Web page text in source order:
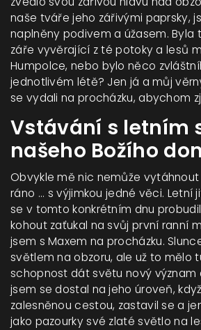
naše tváře jeho zářivými paprsky,
naplněny podivem a úžasem. Byla
záře vyvěrající z té potoky a lesů
Humpolce, nebo bylo něco
jednotlivém létě? Jen já a můj
se vydali na procházku, abychom
Vstávání s letním
našeho Božího
Obvykle mě nic nemůže
ráno ... s výjimkou jedné věci. Letní
se v tomto konkrétním dnu
kohout zaťukal na svůj první ranní
jsem s Maxem na procházku.
světlem na obzoru, ale už to mělo
schopnost dát světu nový význam
jsem se dostal na jeho úroveň,
zalesněnou cestou, zastavil se a
jako pazourky své zlaté světlo na